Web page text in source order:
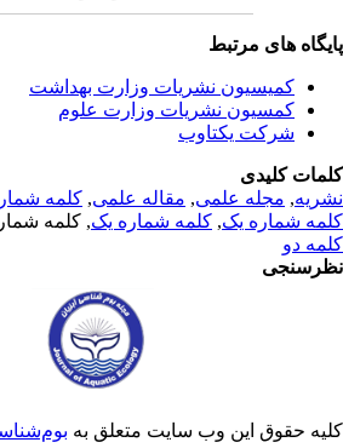
های مرتبط
کمیسیون نشریات وزارت بهداشت
کمسیون نشریات وزارت علوم
شرکت یکتاوب
کلیدی
,مجله علمی, مقاله علمی, کلمه
شماره یک,کلمه شماره یک, کلمه
دو
حقوق این وب سایت متعلق بهبوم‌شناسی